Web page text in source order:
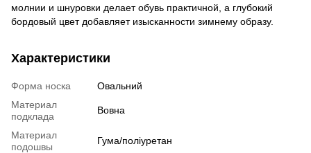
молнии и шнуровки делает обувь практичной, а глубокий
бордовый цвет добавляет изысканности зимнему образу.
Характеристики
Форма носка
Овальний
Материал
подклада
Вовна
Материал
подошвы
Гума/поліуретан